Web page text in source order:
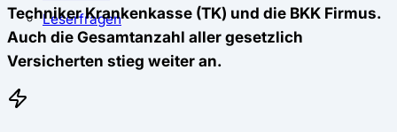
Leserfragen
Techniker Krankenkasse (TK) und die BKK Firmus.
Auch die Gesamtanzahl aller gesetzlich
Versicherten stieg weiter an.